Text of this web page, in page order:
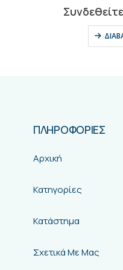
ΠΛΗΡΟΦΟΡΙΕΣ
Αρχική
Κατηγορίες
Κατάστημα
Σχετικά Με Μας